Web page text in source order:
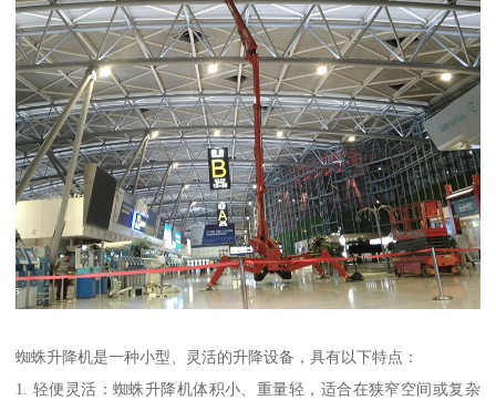
蜘蛛升降机是一种小型、灵活的升降设备，具有以下特点：
1. 轻便灵活：蜘蛛升降机体积小、重量轻，适合在狭窄空间或复杂